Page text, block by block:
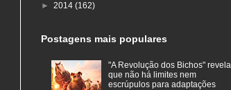
► 2014 (162)
Postagens mais populares
"A Revolução dos Bichos" revela
que não há limites nem
escrúpulos para adaptações